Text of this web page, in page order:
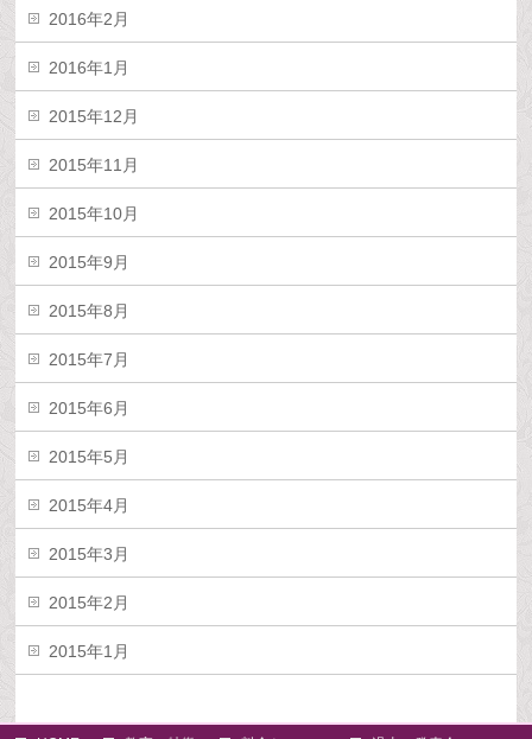
2016年2月
2016年1月
2015年12月
2015年11月
2015年10月
2015年9月
2015年8月
2015年7月
2015年6月
2015年5月
2015年4月
2015年3月
2015年2月
2015年1月